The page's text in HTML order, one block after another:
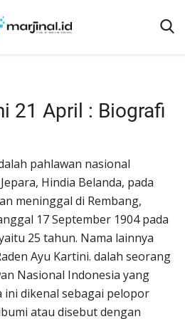
21 April : Biografi
pahlawan nasional
Hindia Belanda, pada
meninggal di Rembang,
17 September 1904 pada
25 tahun. Nama lainnya
Ayu Kartini. dalah seorang
Nasional Indonesia yang
ini dikenal sebagai pelopor
atau disebut dengan